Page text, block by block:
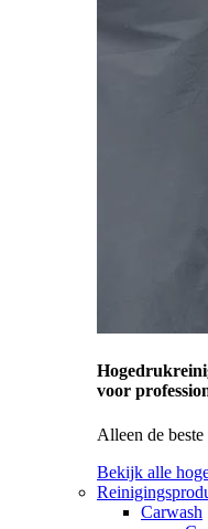
voor
Alleen de
Bekijk alle
Carwash